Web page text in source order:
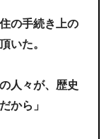
の手続き上の
いた。
人々が、歴史
から」